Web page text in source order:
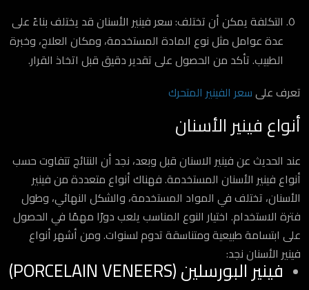
التكلفة يمكن أن تختلف: سعر فينير الأسنان قد يختلف بناءً على
عدة عوامل مثل نوع المادة المستخدمة، ومكان العلاج، وخبرة
الطبيب. تأكد من الحصول على تقدير دقيق قبل اتخاذ القرار.
تعرف علىسعر الفينير المتحرك
أنواع فينير الأسنان
عند الحديث عن فينير الاسنان قبل وبعد، نجد أن النتائج تتفاوت حسب
أنواع فينير الأسنان المستخدمة. فهناك أنواع متعددة من فينير
الأسنان، تختلف في المواد المستخدمة، والشكل النهائي، وطول
فترة الاستخدام. اختيار النوع المناسب يلعب دورًا مهمًا في الحصول
على ابتسامة طبيعية ومتناسقة تدوم لسنوات. ومن أشهر أنواع
فينير الأسنان نجد:
فينير البورسلين (PORCELAIN VENEERS)